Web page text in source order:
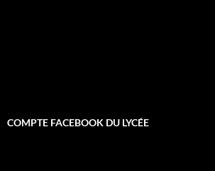
COMPTE FACEBOOK DU LYCÉE